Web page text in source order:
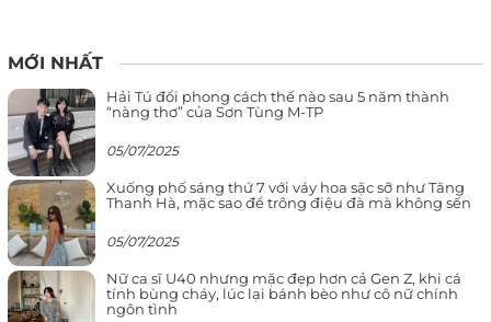
MỚI NHẤT
Hải Tú đổi phong cách thế nào sau 5 năm thành
“nàng thơ” của Sơn Tùng M-TP
05/07/2025
Xuống phố sáng thứ 7 với váy hoa sặc sỡ như Tăng
Thanh Hà, mặc sao để trông điệu đà mà không sến
05/07/2025
Nữ ca sĩ U40 nhưng mặc đẹp hơn cả Gen Z, khi cá
tính bùng cháy, lúc lại bánh bèo như cô nữ chính
ngôn tình